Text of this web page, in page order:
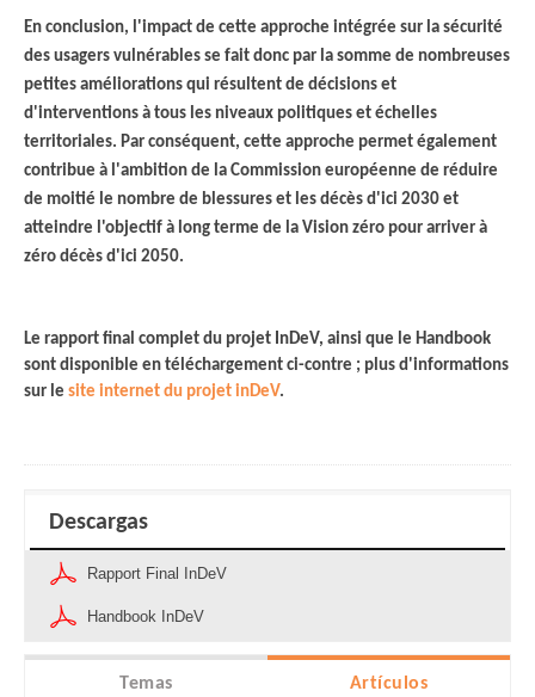
En conclusion, l'impact de cette approche intégrée sur la sécurité
des usagers vulnérables se fait donc par la somme de nombreuses
petites améliorations qui résultent de décisions et
d'interventions à tous les niveaux politiques et échelles
territoriales. Par conséquent, cette approche permet également
contribue à l'ambition de la Commission européenne de réduire
de moitié le nombre de blessures et les décès d'ici 2030 et
atteindre l'objectif à long terme de la Vision zéro pour arriver à
zéro décès d'ici 2050.
Le rapport final complet du projet InDeV, ainsi que le Handbook
sont disponible en téléchargement ci-contre ; plus d'informations
sur le site internet du projet inDeV.
Descargas
Rapport Final InDeV
Handbook InDeV
Temas Artículos